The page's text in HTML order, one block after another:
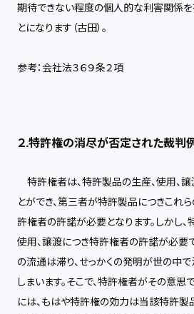
期待できない程度の個人的な利害関係を
とになります（古田）。
参考：会社法３６９条２項
２.特許権の消尽が否定された裁判
特許権者は、特許製品の生産、使用、
とができ、第三者が特許製品につきこれ
許権者の許諾が必要となります。しかし
使用、譲渡につき特許権者の許諾が必要
の流通は滞り、せっかくの発明が世の中
しまいます。そこで、特許権者がその意
には、もはや特許権の効力は当該特許製